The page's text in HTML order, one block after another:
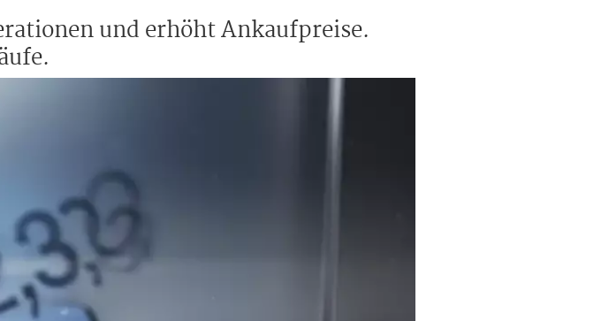
und erhöht Ankaufpreise.